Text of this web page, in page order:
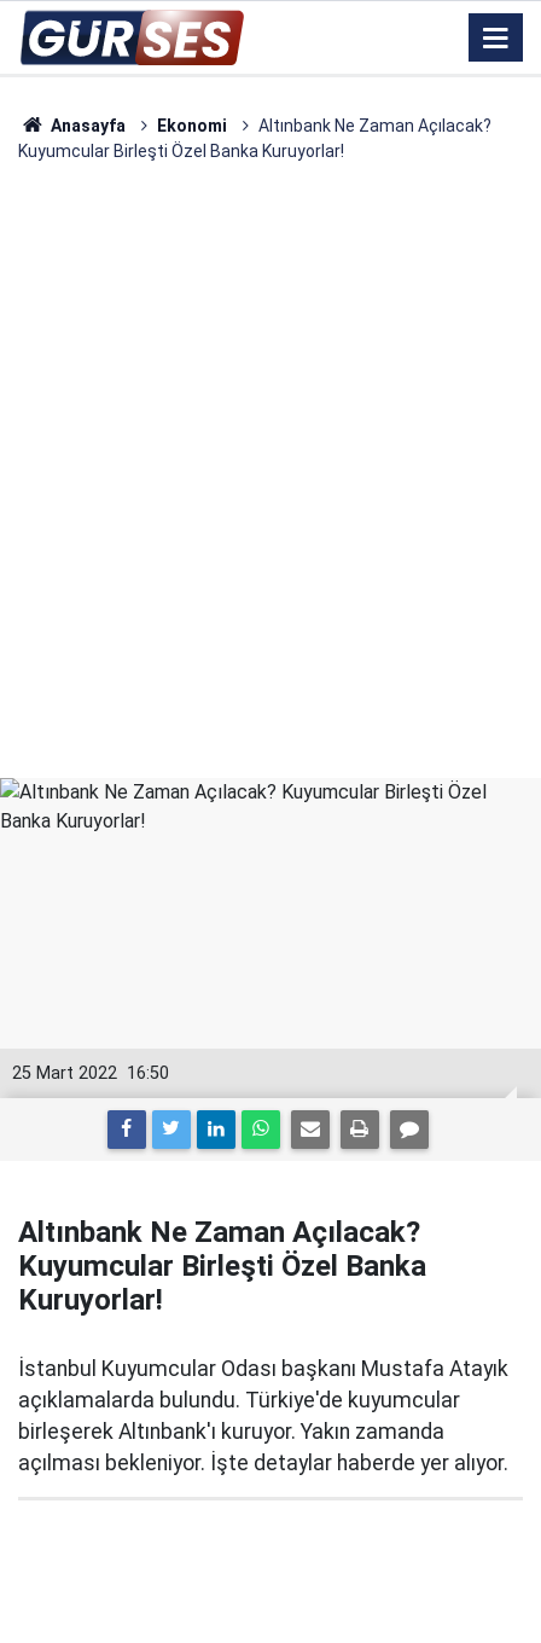
Anasayfa Ekonomi
Altınbank Ne Zaman Açılacak?
Kuyumcular Birleşti Özel Banka Kuruyorlar!
16:50
25 Mart 2022
Altınbank Ne Zaman Açılacak?
Kuyumcular Birleşti Özel Banka
Kuruyorlar!
İstanbul Kuyumcular Odası başkanı Mustafa Atayık
açıklamalarda bulundu. Türkiye'de kuyumcular
birleşerek Altınbank'ı kuruyor. Yakın zamanda
açılması bekleniyor. İşte detaylar haberde yer alıyor.